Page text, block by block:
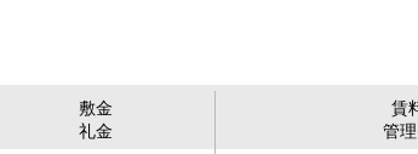
敷金
礼金
賃
管